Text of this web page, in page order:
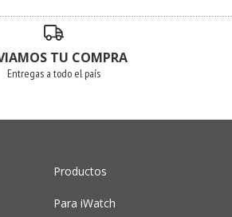
TU COMPRA
Entregas a todo el país
Productos
Para iWatch